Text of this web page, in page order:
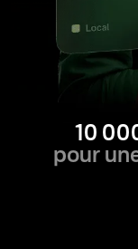
10
pour